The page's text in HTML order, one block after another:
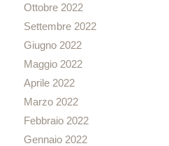
Ottobre 2022
Settembre 2022
Giugno 2022
Maggio 2022
Aprile 2022
Marzo 2022
Febbraio 2022
Gennaio 2022